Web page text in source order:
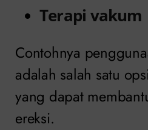
Terapi vakum
Contohnya
adalah salah satu
yang dapat
ereksi.